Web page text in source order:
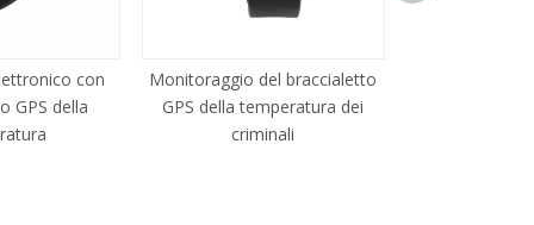
con
GPS della
Monitoraggio del braccialetto
GPS della temperatura dei
criminali